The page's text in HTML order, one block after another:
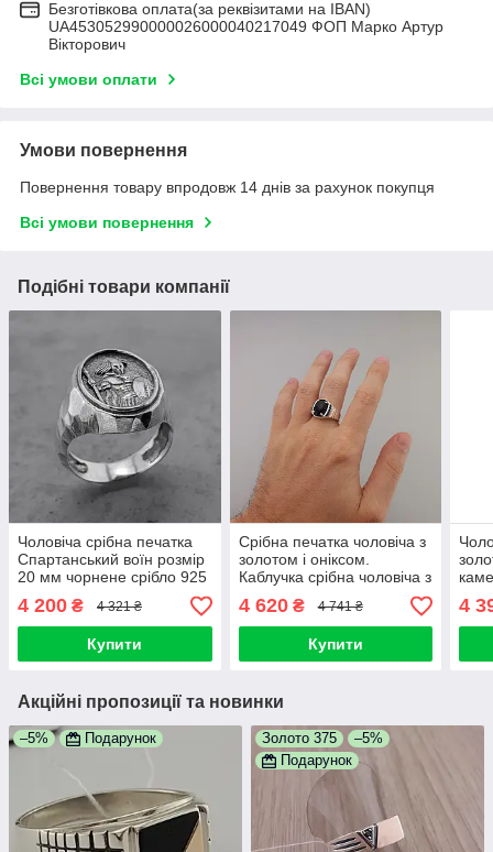
Безготівкова оплата(за реквізитами на IBAN)
UA453052990000026000040217049 ФОП Марко Артур
Вікторович
Всі умови оплати
Умови повернення
Повернення товару впродовж 14 днів за рахунок покупця
Всі умови повернення
Подібні товари компанії
Чоловіча срібна печатка
Спартанський воїн розмір
20 мм чорнене срібло 925
4 200 ₴ 4 321 ₴
Купити
Срібна печатка чоловіча з
золотом і оніксом.
Каблучка срібна чоловіча з
чорним каменем
4 620₴ 4 741 ₴
Купити
375
4
Акційні пропозиції та новинки
–5% Подарунок Золото 375
–5%
Подарунок